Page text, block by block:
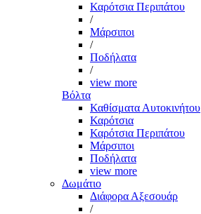
Καρότσια Περιπάτου
/
Μάρσιποι
/
Ποδήλατα
/
view more
Βόλτα
Καθίσματα Αυτοκινήτου
Καρότσια
Καρότσια Περιπάτου
Μάρσιποι
Ποδήλατα
view more
Δωμάτιο
Διάφορα Αξεσουάρ
/